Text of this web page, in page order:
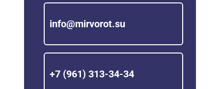
info@mirvorot.su
+7 (961) 313-34-34